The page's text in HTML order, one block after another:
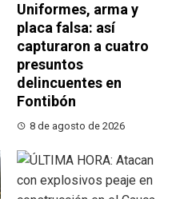
Uniformes, arma y
placa falsa: así
capturaron a cuatro
presuntos
delincuentes en
Fontibón
8 de agosto de 2026